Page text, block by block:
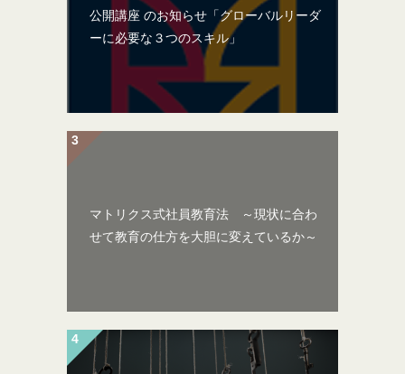
公開講座 のお知らせ「グローバルリーダ
ーに必要な３つのスキル」
マトリクス式社員教育法 ～現状に合わ
せて教育の仕方を大胆に変えているか～